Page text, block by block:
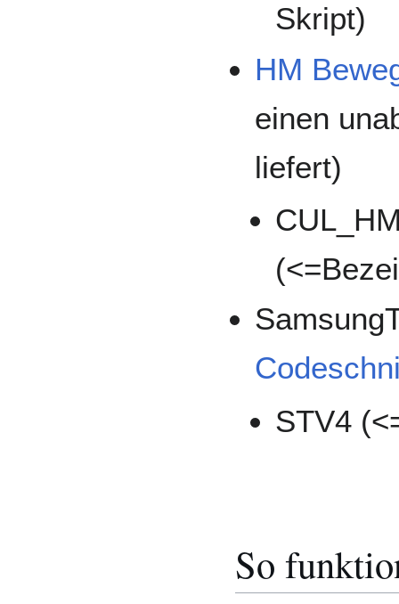
Skript)
HM
einen
liefert)
STV4
So